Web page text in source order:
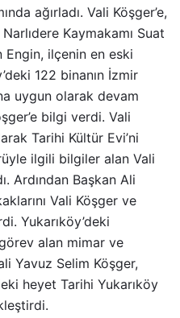
ağırladı. Vali Köşger’e,
Kaymakamı Suat
ilçenin en eski
122 binanın İzmir
uygun olarak devam
bilgi verdi. Vali
Tarihi Kültür Evi’ni
ilgili bilgiler alan Vali
Ardından Başkan Ali
Vali Köşger ve
Yukarıköy’deki
alan mimar ve
Yavuz Selim Köşger,
heyet Tarihi Yukarıköy